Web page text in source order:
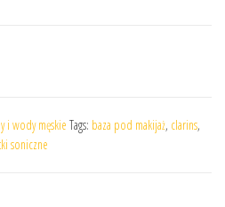
i wody męskie Tags: baza pod makijaż, clarins,
soniczne